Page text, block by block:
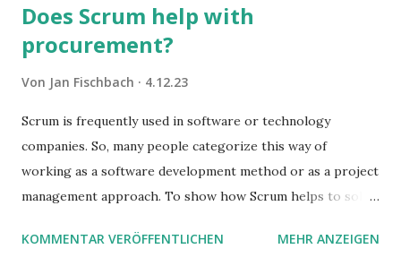
Does Scrum help with
procurement?
Von Jan Fischbach 4.12.23
Scrum is frequently used in software or technology
companies. So, many people categorize this way of
working as a software development method or as a project
management approach. To show how Scrum helps to solve
processes.
KOMMENTAR VERÖFFENTLICHEN MEHR ANZEIGEN